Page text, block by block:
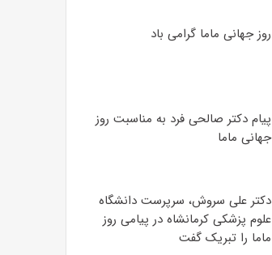
روز جهانی ماما گرامی باد
پیام دکتر صالحی فرد به مناسبت روز
جهانی ماما
دکتر علی سروش، سرپرست دانشگاه
علوم پزشکی کرمانشاه در پیامی روز
ماما را تبریک گفت